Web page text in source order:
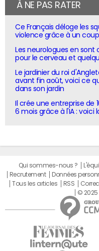
À NE PAS RATER
Ce Français déloge les
violence grâce à un
Les neurologues en
pour le cerveau et
Le jardinier du roi
avant fin août, voici ce
dans son jardin
Il crée une entreprise de
6 mois grâce à l'IA : voici
Qui sommes-nous ?
Recrutement
Données
Tous les articles
RSS
© 2025